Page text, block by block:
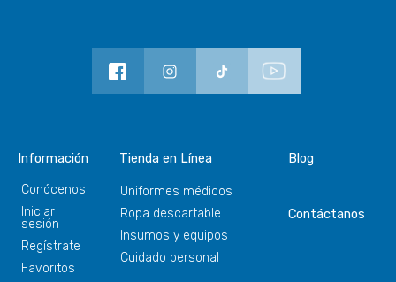
Información
Conócenos
Iniciar
sesión
Regístrate
Favoritos
Tienda en Línea
Uniformes médicos
Ropa descartable
Insumos y equipos
Cuidado personal
Blog
Contáctanos